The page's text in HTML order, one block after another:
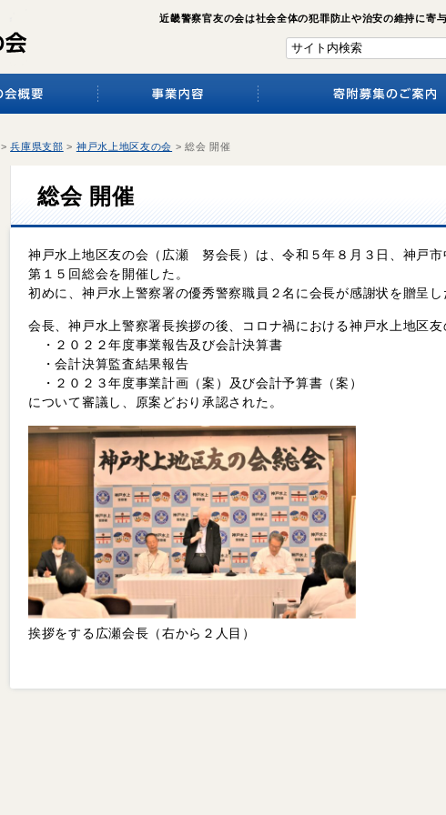
近畿警察官友の会は社会全体の犯罪防止や治安の維持に寄
>兵庫県支部 > 神戸水上地区友の会 >総会 開催
総会 開催
神戸水上地区友の会（広瀬 努会長）は、令和５年８月３日、神戸
第１５回総会を開催した。
初めに、神戸水上警察署の優秀警察職員２名に会長が感謝状を贈呈し
会長、神戸水上警察署長挨拶の後、コロナ禍における神戸水上地区友
・２０２２年度事業報告及び会計決算書
・会計決算監査結果報告
・２０２３年度事業計画（案）及び会計予算書（案）
について審議し、原案どおり承認された。
挨拶をする広瀬会長（右から２人目）